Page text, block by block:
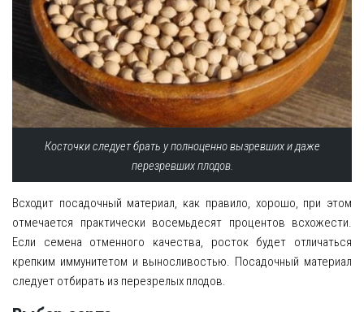
Косточки следует брать у полноценно вызревших и даже
перезревших плодов.
Всходит посадочный материал, как правило, хорошо, при этом
отмечается практически восемьдесят процентов всхожести.
Если семена отменного качества, росток будет отличаться
крепким иммунитетом и выносливостью. Посадочный материал
следует отбирать из перезрелых плодов.